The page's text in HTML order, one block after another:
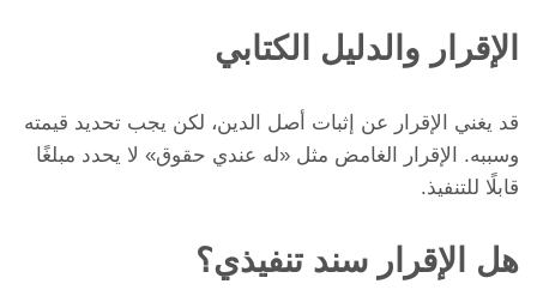
الإقرار والدليل الكتابي
قد يغني الإقرار عن إثبات أصل الدين، لكن يجب تحديد قيمته
وسببه. الإقرار الغامض مثل «له عندي حقوق» لا يحدد مبلغًا
قابلًا للتنفيذ.
هل الإقرار سند تنفيذي؟